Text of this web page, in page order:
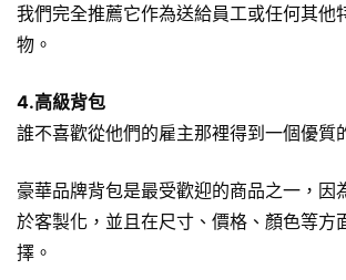
我們完全推薦它作為送給員工或任何其他
物。
4.高級背包
誰不喜歡從他們的雇主那裡得到一個優質
豪華品牌背包是最受歡迎的商品之一，因
於客製化，並且在尺寸、價格、顏色等方
擇。